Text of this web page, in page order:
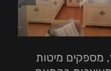
מספקים מיטות